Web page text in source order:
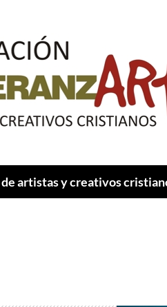
artistas y creativos